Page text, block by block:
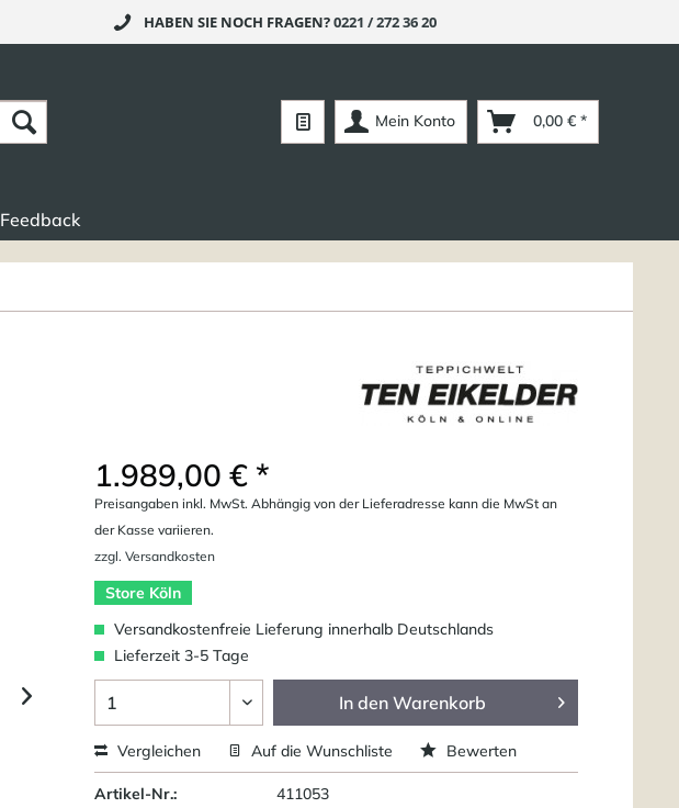
HABEN SIE NOCH FRAGEN?0221 / 272 36 20
Mein Konto 0,00 € *
Feedback
1.989,00 € *
Preisangaben inkl. MwSt. Abhängig von der Lieferadresse kann die MwSt an
der Kasse variieren.
zzgl. Versandkosten
Store Köln
Versandkostenfreie Lieferung innerhalb Deutschlands
Lieferzeit 3-5 Tage
In den Warenkorb
Vergleichen Auf die Wunschliste Bewerten
Artikel-Nr.: 411053